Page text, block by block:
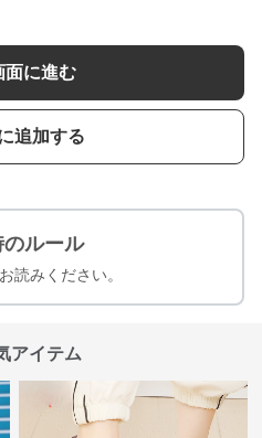
面に進む
追加する
のルール
読みください。
アイテム